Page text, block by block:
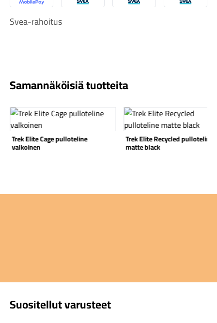
Katso koko valikoima
Svea-rahoitus
Samannäköisiä tuotteita
Katso tuote
Trek Elite Cage pulloteline
valkoinen
Katso tuote
Trek Elite Recycled pulloteline
matte black
Suositellut varusteet